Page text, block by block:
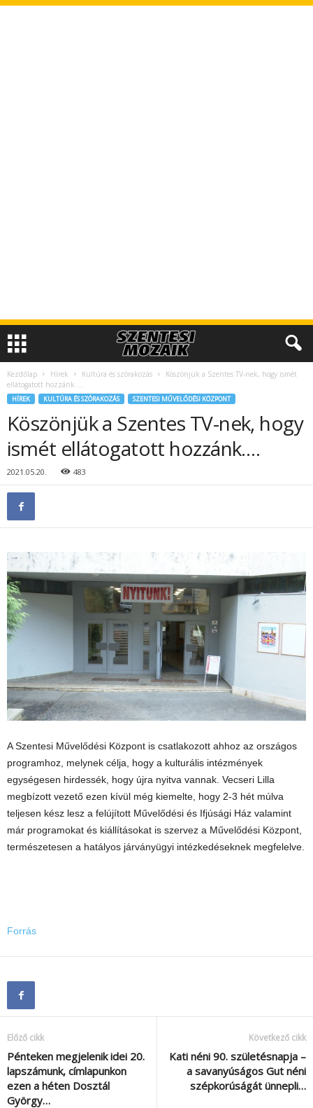
Kezdőlap Hírek Kultúra és szórakozás
Köszönjük a Szentes TV-nek, hogy ismét
ellátogatott hozzánk….
HÍREK KULTÚRA ÉS SZÓRAKOZÁS SZENTESI MŰVELŐDÉSI KÖZPONT
Köszönjük a Szentes TV-nek, hogy
ismét ellátogatott hozzánk….
2021.05.20. 483
A Szentesi Művelődési Központ is csatlakozott ahhoz az országos
programhoz, melynek célja, hogy a kulturális intézmények
egységesen hirdessék, hogy újra nyitva vannak. Vecseri Lilla
megbízott vezető ezen kívül még kiemelte, hogy 2-3 hét múlva
teljesen kész lesz a felújított Művelődési és Ifjúsági Ház valamint
már programokat és kiállításokat is szervez a Művelődési Központ,
természetesen a hatályos járványügyi intézkedéseknek megfelelve.
Forrás
Előző cikk
Pénteken megjelenik idei 20.
lapszámunk, címlapunkon
ezen a héten Dosztál
György…
Következő cikk
Kati néni 90. születésnapja –
a savanyúságos Gut néni
szépkorúságát ünnepli…